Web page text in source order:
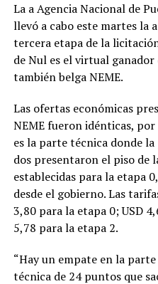
La a Agencia Nacional de
llevó a cabo este martes la
tercera etapa de la
de Nul es el virtual
también belga NEME.
Las ofertas económicas
NEME fueron idénticas,
es la parte técnica donde
dos presentaron el piso de
establecidas para la etapa
desde el gobierno. Las
3,80 para la etapa 0; USD
5,78 para la etapa 2.
“Hay un empate en la
técnica de 24 puntos que